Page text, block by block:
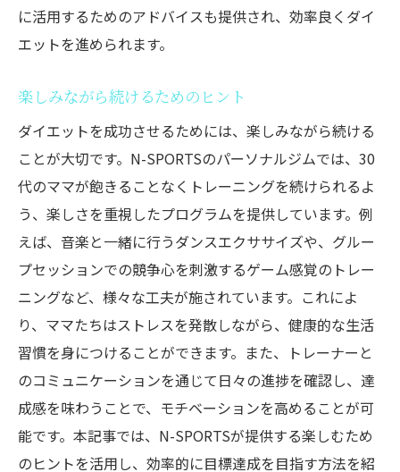
に活用するためのアドバイスも提供され、効率良くダイ
エットを進められます。
楽しみながら続けるためのヒント
ダイエットを成功させるためには、楽しみながら続ける
ことが大切です。N-SPORTSのパーソナルジムでは、30
代のママが飽きることなくトレーニングを続けられるよ
う、楽しさを重視したプログラムを提供しています。例
えば、音楽と一緒に行うダンスエクササイズや、グルー
プセッションでの競争心を刺激するゲーム感覚のトレー
ニングなど、様々な工夫が施されています。これによ
り、ママたちはストレスを発散しながら、健康的な生活
習慣を身につけることができます。また、トレーナーと
のコミュニケーションを通じて日々の進捗を確認し、達
成感を味わうことで、モチベーションを高めることが可
能です。本記事では、N-SPORTSが提供する楽しむため
のヒントを活用し、効率的に目標達成を目指す方法を紹